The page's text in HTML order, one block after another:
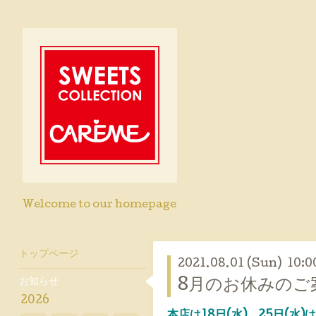
Welcome to our homepage
2021.08.01 (Sun)
8月のお休みのご
トップページ
お知らせ
2026